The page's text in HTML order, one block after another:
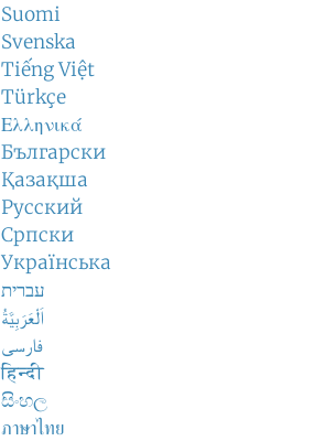
Suomi
Svenska
Tiếng Việt
Türkçe
Ελληνικά
Български
Қазақша
Русский
Српски
Українська
עברית
اَلْعَرَبِيَّةُ
فارسی
हिन्दी
සිංහල
ภาษาไทย